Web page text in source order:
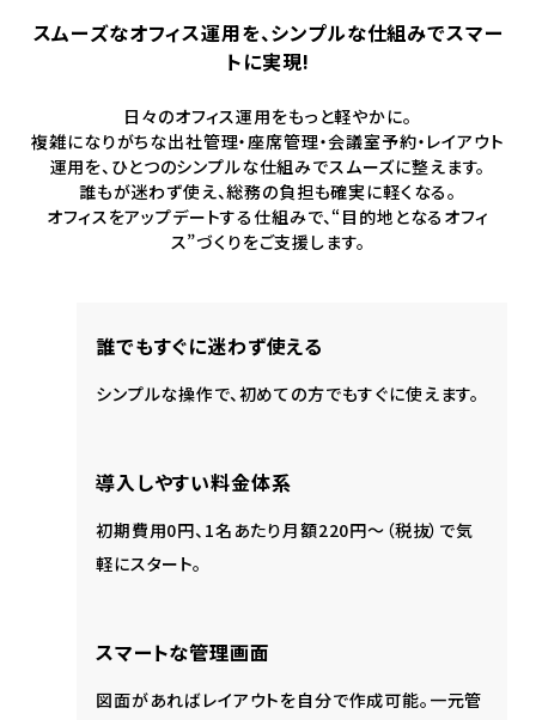
スムーズなオフィス運用を、シンプルな仕組みでスマー
トに実現!
日々のオフィス運用をもっと軽やかに。
複雑になりがちな出社管理・座席管理・会議室予約・レイアウト
運用を、ひとつのシンプルな仕組みでスムーズに整えます。
誰もが迷わず使え、総務の負担も確実に軽くなる。
オフィスをアップデートする仕組みで、“目的地となるオフィ
ス”づくりをご支援します。
誰でもすぐに迷わず使える
シンプルな操作で、初めての方でもすぐに使えます。
導入しやすい料金体系
初期費用0円、1名あたり月額220円〜（税抜）で気
軽にスタート。
スマートな管理画面
図面があればレイアウトを自分で作成可能。一元管